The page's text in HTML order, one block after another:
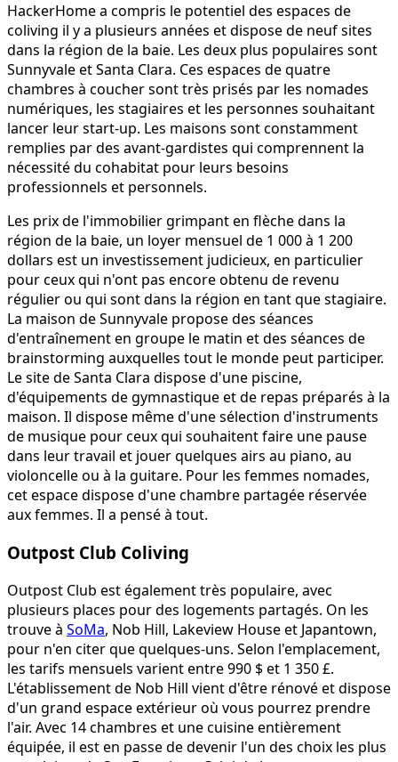
HackerHome a compris le potentiel des espaces de
coliving il y a plusieurs années et dispose de neuf sites
dans la région de la baie. Les deux plus populaires sont
Sunnyvale et Santa Clara. Ces espaces de quatre
chambres à coucher sont très prisés par les nomades
numériques, les stagiaires et les personnes souhaitant
lancer leur start-up. Les maisons sont constamment
remplies par des avant-gardistes qui comprennent la
nécessité du cohabitat pour leurs besoins
professionnels et personnels.
Les prix de l'immobilier grimpant en flèche dans la
région de la baie, un loyer mensuel de 1 000 à 1 200
dollars est un investissement judicieux, en particulier
pour ceux qui n'ont pas encore obtenu de revenu
régulier ou qui sont dans la région en tant que stagiaire.
La maison de Sunnyvale propose des séances
d'entraînement en groupe le matin et des séances de
brainstorming auxquelles tout le monde peut participer.
Le site de Santa Clara dispose d'une piscine,
d'équipements de gymnastique et de repas préparés à la
maison. Il dispose même d'une sélection d'instruments
de musique pour ceux qui souhaitent faire une pause
dans leur travail et jouer quelques airs au piano, au
violoncelle ou à la guitare. Pour les femmes nomades,
cet espace dispose d'une chambre partagée réservée
aux femmes. Il a pensé à tout.
Outpost Club Coliving
Outpost Club est également très populaire, avec
plusieurs places pour des logements partagés. On les
trouve à SoMa, Nob Hill, Lakeview House et Japantown,
pour n'en citer que quelques-uns. Selon l'emplacement,
les tarifs mensuels varient entre 990 $ et 1 350 £.
L'établissement de Nob Hill vient d'être rénové et dispose
d'un grand espace extérieur où vous pourrez prendre
l'air. Avec 14 chambres et une cuisine entièrement
équipée, il est en passe de devenir l'un des choix les plus